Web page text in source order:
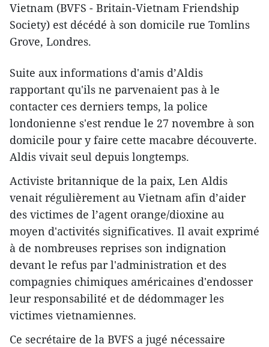
Vietnam (BVFS - Britain-Vietnam Friendship
Society) est décédé à son domicile rue Tomlins
Grove, Londres.
Suite aux informations d'amis d’Aldis
rapportant qu'ils ne parvenaient pas à le
contacter ces derniers temps, la police ​
londonienne s'est rendue le 27 novembre à son
domicile pour y faire cette macabre découverte.
Aldis vivait seul depuis longtemps.
Activiste britannique de la paix, Len Aldis ​
venait ​régulièrement au Vietnam afin d’aider
des victimes de l’agent orange/dioxine au
moyen d'activités significatives. Il avait exprimé
à de nombreuses reprises son indignation
devant le refus par l'administration et des
compagnies chimiques américaines d'endosser
leur responsabilité et de dédommager les
victimes vietnamiennes.
Ce secrétaire de la BVFS a jugé nécessaire